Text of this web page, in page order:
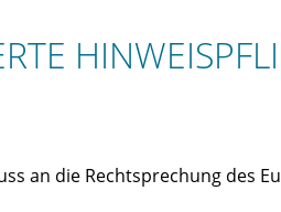
an die Rechtsprechung des